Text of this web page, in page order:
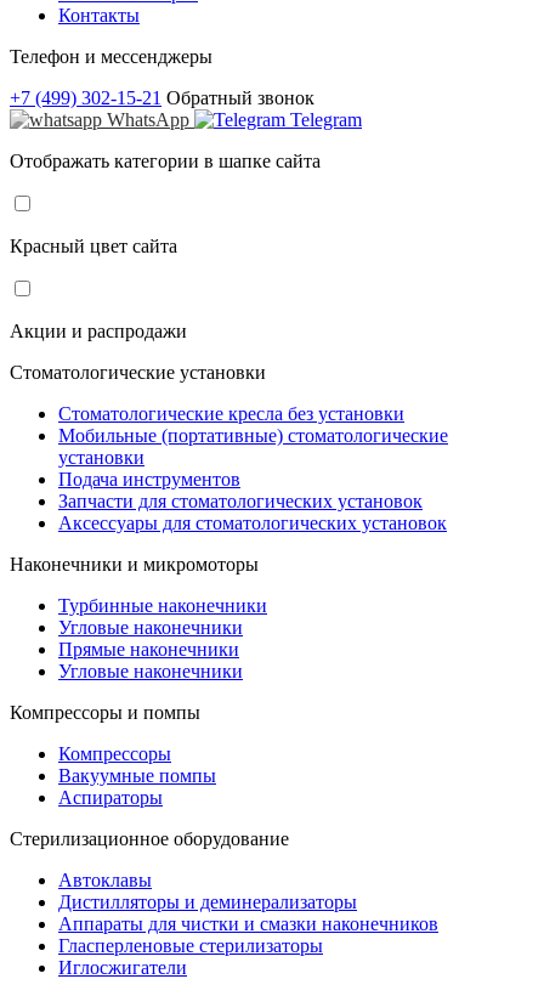
Контакты
Телефон и мессенджеры
+7 (499) 302-15-21 Обратный звонок
WhatsApp
Telegram
Отображать категории в шапке сайта
Красный цвет сайта
Акции и распродажи
Стоматологические установки
Стоматологические кресла без установки
Мобильные (портативные) стоматологические
установки
Подача инструментов
Запчасти для стоматологических установок
Аксессуары для стоматологических установок
Наконечники и микромоторы
Турбинные наконечники
Угловые наконечники
Прямые наконечники
Угловые наконечники
Компрессоры и помпы
Компрессоры
Вакуумные помпы
Аспираторы
Стерилизационное оборудование
Автоклавы
Дистилляторы и деминерализаторы
Аппараты для чистки и смазки наконечников
Гласперленовые стерилизаторы
Иглосжигатели